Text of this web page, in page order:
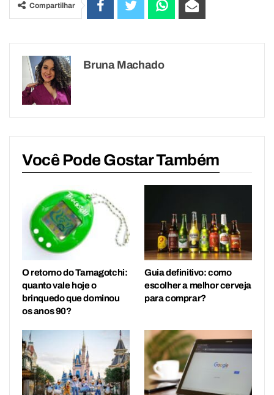
Compartilhar
Bruna Machado
Você Pode Gostar Também
O retorno do Tamagotchi:
quanto vale hoje o
brinquedo que dominou
os anos 90?
Guia definitivo: como
escolher a melhor cerveja
para comprar?